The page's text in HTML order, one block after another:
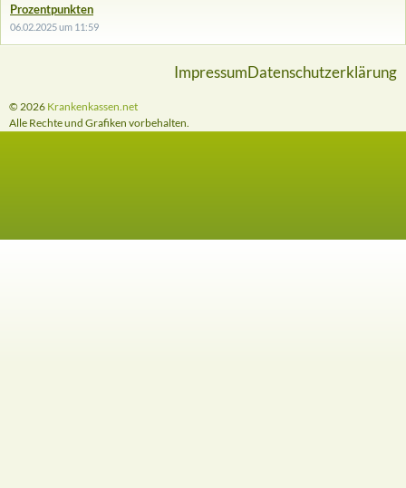
Prozentpunkten
06.02.2025 um 11:59
ImpressumDatenschutzerklärung
© 2026 Krankenkassen.net
Alle Rechte und Grafiken vorbehalten.